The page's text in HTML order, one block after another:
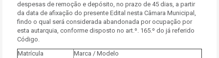
despesas de remoção e depósito, no prazo de 45 dias, a partir
da data de afixação do presente Edital nesta Câmara Municipal,
findo o qual será considerada abandonada por ocupação por
esta autarquia, conforme disposto no art.º. 165.º do já referido
Código.
Matrícula
Marca / Modelo